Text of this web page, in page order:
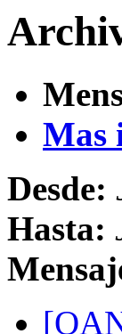
Mas
Desde:
Hasta: